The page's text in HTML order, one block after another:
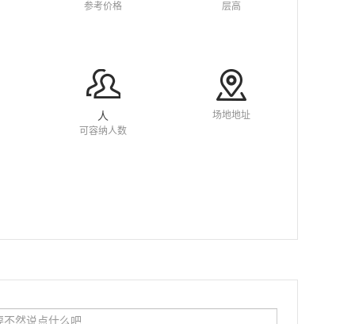
参考价格 层高
人
可容纳人数
场地地址